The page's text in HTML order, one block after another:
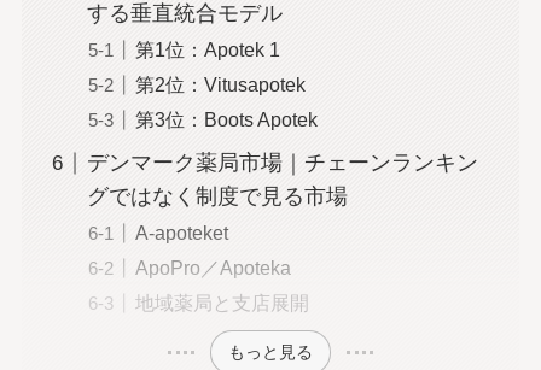
する垂直統合モデル
第1位：Apotek 1
第2位：Vitusapotek
第3位：Boots Apotek
デンマーク薬局市場｜チェーンランキン
グではなく制度で見る市場
A-apoteket
ApoPro／Apoteka
地域薬局と支店展開
もっと見る